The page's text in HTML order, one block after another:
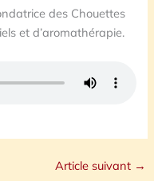
des Chouettes
et d’aromathérapie.
Article suivant →